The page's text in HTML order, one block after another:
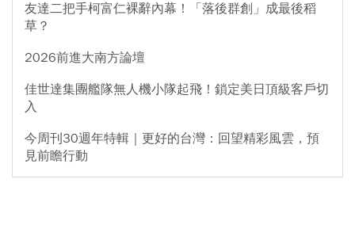
友達二把手柯富仁裸辭內幕！「落後群創」成最後稻
草？
2026前進大南方論壇
佳世達集團艦隊無人機小隊起飛！鎖定美日頂級客戶切
入
今周刊30週年特輯｜更好的台灣：回望精彩風雲，預
見前瞻行動